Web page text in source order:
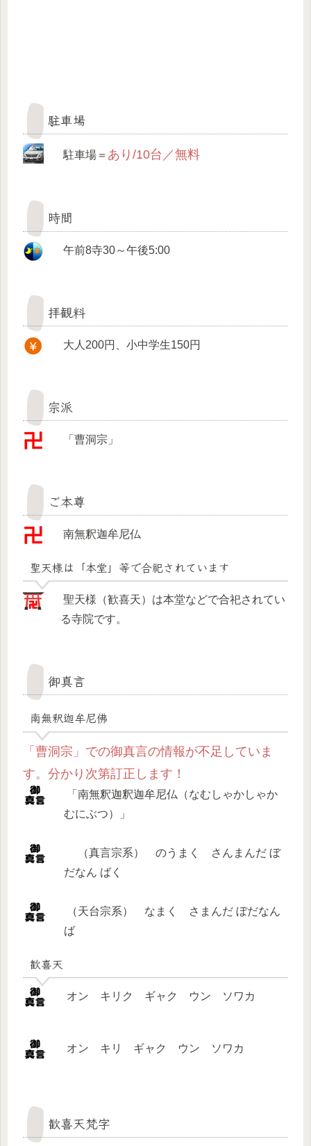
駐車場
駐車場＝ あり/10台／無料
時間
午前8寺30～午後5:00
拝観料
大人200円、小中学生150円
宗派
「曹洞宗」
ご本尊
南無釈迦牟尼仏
聖天様は「本堂」等で合祀されています
聖天様（歓喜天）は本堂などで合祀されてい
る寺院です。
御真言
南無釈迦牟尼佛
「曹洞宗」での御真言の情報が不足していま
す。分かり次第訂正します！
「南無釈迦釈迦牟尼仏（なむしゃかしゃか
むにぶつ）」
（真言宗系） のうまく さんまんだ ぼ
だなん ばく
（天台宗系） なまく さまんだ ぼだなん
ば
歓喜天
オン キリク ギャク ウン ソワカ
オン キリ ギャク ウン ソワカ
歓喜天梵字